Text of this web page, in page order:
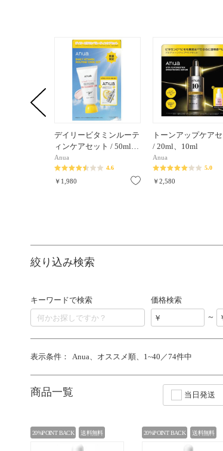
デイリービタミンルーテ
ィンケアセット / 50ml…
Anua
4.6
￥1,980 お気に入り
トーンアップケアセ
/ 20ml、10ml
Anua
5.0
￥2,580
絞り込み検索
キーワードで検索
価格検索
～
表示条件： Anua オススメ順 1~40／74件中
商品一覧 当日発送
20%POINT BACK 送料無料 20%POINT BACK 送料無料